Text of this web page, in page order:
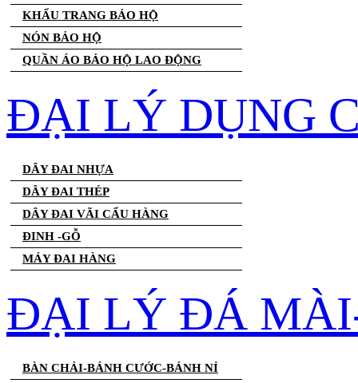
KHẨU TRANG BẢO HỘ
NÓN BẢO HỘ
QUẦN ÁO BẢO HỘ LAO ĐỘNG
ĐẠI LÝ DỤNG
DÂY ĐAI NHỰA
DÂY ĐAI THÉP
DÂY ĐAI VÃI CẨU HÀNG
ĐINH -GỖ
MÁY ĐAI HÀNG
ĐẠI LÝ ĐÁ
BÀN CHẢI-BÁNH CƯỚC-BÁNH NỈ